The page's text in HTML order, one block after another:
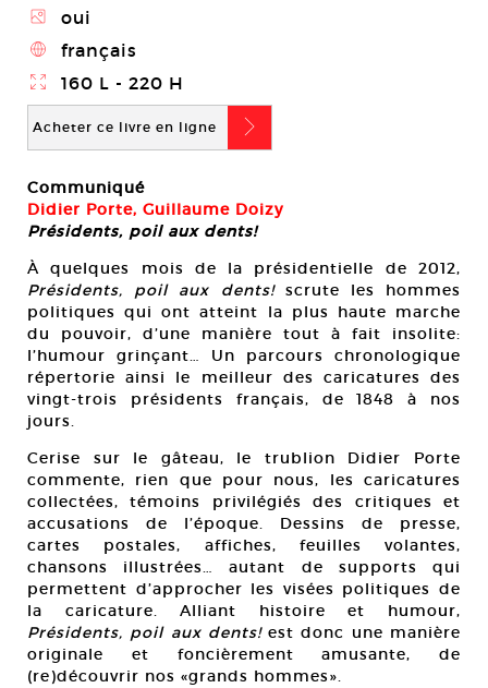
Z oui
4 français
} 160 L - 220 H
Acheter ce livre en ligne b
Communiqué
Didier Porte, Guillaume Doizy
Présidents, poil aux dents!
À quelques mois de la présidentielle de 2012,
Présidents, poil aux dents!scrute les hommes
politiques qui ont atteint la plus haute marche
du pouvoir, d’une manière tout à fait insolite:
l’humour grinçant… Un parcours chronologique
répertorie ainsi le meilleur des caricatures des
vingt-trois présidents français, de 1848 à nos
jours.
Cerise sur le gâteau, le trublion Didier Porte
commente, rien que pour nous, les caricatures
collectées, témoins privilégiés des critiques et
accusations de l’époque. Dessins de presse,
cartes postales, affiches, feuilles volantes,
chansons illustrées… autant de supports qui
permettent d’approcher les visées politiques de
la caricature. Alliant histoire et humour,
Présidents, poil aux dents!est donc une manière
originale et foncièrement amusante, de
(re)découvrir nos «grands hommes».